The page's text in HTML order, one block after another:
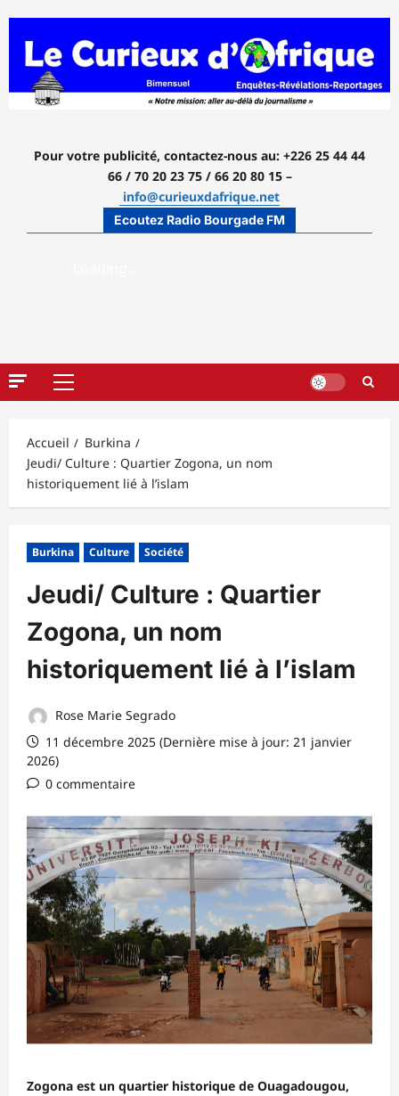
contenu
Pour votre publicité, contactez-nous au: +226 25 44 44
66 / 70 20 23 75 / 66 20 80 15 –
info@curieuxdafrique.net
Ecoutez Radio Bourgade FM
Menu
Accueil
Burkina
Jeudi/ Culture : Quartier Zogona, un nom
historiquement lié à l’islam
Burkina Culture Société
Jeudi/ Culture : Quartier
Zogona, un nom
historiquement lié à l’islam
Rose Marie Segrado
11 décembre 2025 (Dernière mise à jour: 21 janvier
2026)
0 commentaire
Zogona est un quartier historique de Ouagadougou,